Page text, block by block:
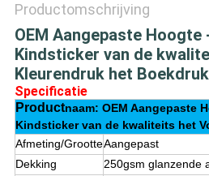
Productomschrijving
OEM Aangepaste Hoogte
Kindsticker van de
Kleurendruk het Boekdruk
Specificatie
Productnaam: OEM Aangepaste
Kindsticker van de kwaliteits het
Afmeting/GrootteAangepast
Dekking
250gsm glanzende